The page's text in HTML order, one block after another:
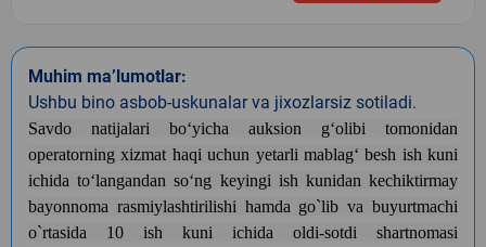
Muhim ma’lumotlar:
Ushbu bino asbob-uskunalar va jixozlarsiz sotiladi.
Savdo natijalari bo‘yicha auksion g‘olibi tomonidan
operatorning xizmat haqi uchun yetarli mablag‘ besh ish kuni
ichida to‘langandan so‘ng keyingi ish kunidan kechiktirmay
bayonnoma rasmiylashtirilishi hamda go`lib va buyurtmachi
o`rtasida 10 ish kuni ichida oldi-sotdi shartnomasi